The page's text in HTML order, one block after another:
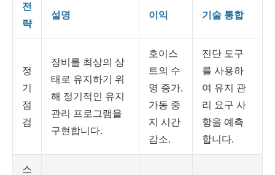
전
략
설명 이익 기술 통합
정
기
점
검
장비를 최상의 상
태로 유지하기 위
해 정기적인 유지
관리 프로그램을
구현합니다.
호이스
트의 수
명 증가,
가동 중
지 시간
감소.
진단 도구
를 사용하
여 유지 관
리 요구 사
항을 예측
합니다.
스